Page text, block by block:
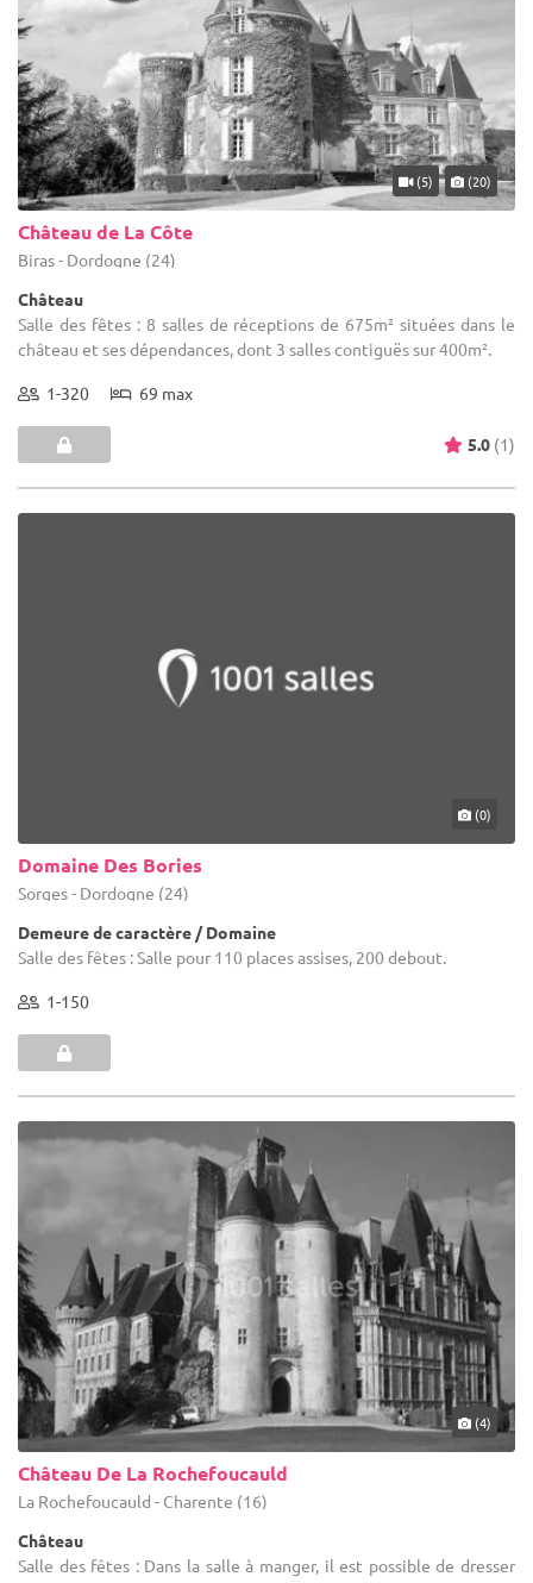
(5) (20)
Château de La Côte
Biras - Dordogne (24)
Château
Salle des fêtes : 8 salles de réceptions de 675m² situées dans le
château et ses dépendances, dont 3 salles contiguës sur 400m².
1-320 69 max
5.0 (1)
(0)
Domaine Des Bories
Sorges - Dordogne (24)
Demeure de caractère / Domaine
Salle des fêtes : Salle pour 110 places assises, 200 debout.
1-150
(4)
Château De La Rochefoucauld
La Rochefoucauld - Charente (16)
Château
Salle des fêtes : Dans la salle à manger, il est possible de dresser